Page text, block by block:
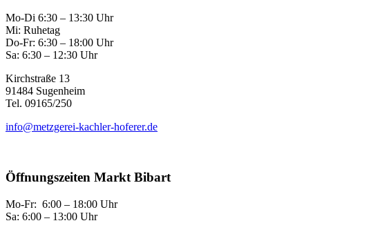
Mo-Di 6:30 – 13:30 Uhr
Mi: Ruhetag
Do-Fr: 6:30 – 18:00 Uhr
Sa: 6:30 – 12:30 Uhr
Kirchstraße 13
91484 Sugenheim
Tel. 09165/250
info@metzgerei-kachler-hoferer.de
Öffnungszeiten Markt Bibart
Mo-Fr: 6:00 – 18:00 Uhr
Sa: 6:00 – 13:00 Uhr